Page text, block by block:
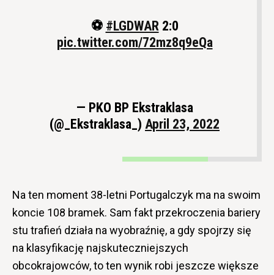
⚽️ #LGDWAR 2:0
pic.twitter.com/72mz8q9eQa
— PKO BP Ekstraklasa
(@_Ekstraklasa_) April 23, 2022
Na ten moment 38-letni Portugalczyk ma na swoim
koncie 108 bramek. Sam fakt przekroczenia bariery
stu trafień działa na wyobraźnię, a gdy spojrzy się
na klasyfikację najskuteczniejszych
obcokrajowców, to ten wynik robi jeszcze większe